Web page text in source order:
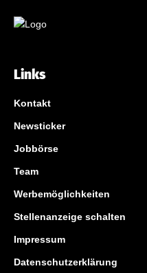
Links
Kontakt
Newsticker
Jobbörse
Team
Werbemöglichkeiten
Stellenanzeige schalten
Impressum
Datenschutzerklärung